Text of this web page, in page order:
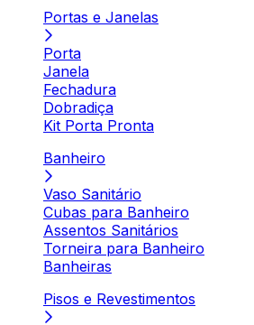
Portas e Janelas
Porta
Janela
Fechadura
Dobradiça
Kit Porta Pronta
Banheiro
Vaso Sanitário
Cubas para Banheiro
Assentos Sanitários
Torneira para Banheiro
Banheiras
Pisos e Revestimentos